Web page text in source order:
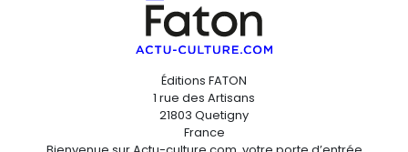
Éditions FATON
1 rue des Artisans
21803 Quetigny
France